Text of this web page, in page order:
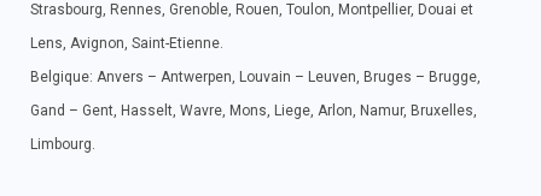
Strasbourg, Rennes, Grenoble, Rouen, Toulon, Montpellier, Douai et
Lens, Avignon, Saint-Etienne.
Belgique: Anvers – Antwerpen, Louvain – Leuven, Bruges – Brugge,
Gand – Gent, Hasselt, Wavre, Mons, Liege, Arlon, Namur, Bruxelles,
Limbourg.